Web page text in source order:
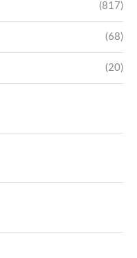
(817)
(68)
(20)